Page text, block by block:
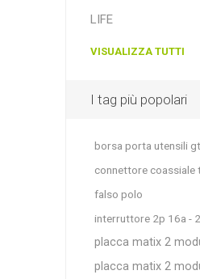
LIFE
VISUALIZZA TUTTI
I tag più popolari
borsa porta utensili
connettore coassiale
falso polo
interruttore 2p 16a -
placca matix 2
placca matix 2